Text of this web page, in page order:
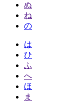
ぬ
ね
の
は
ひ
ふ
へ
ほ
ま